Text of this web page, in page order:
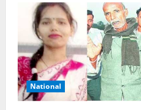
गई
‘ममता’:
बुलंदशहर
में
झाड़ियों
में
मिला
नवजात
का
दिन
National